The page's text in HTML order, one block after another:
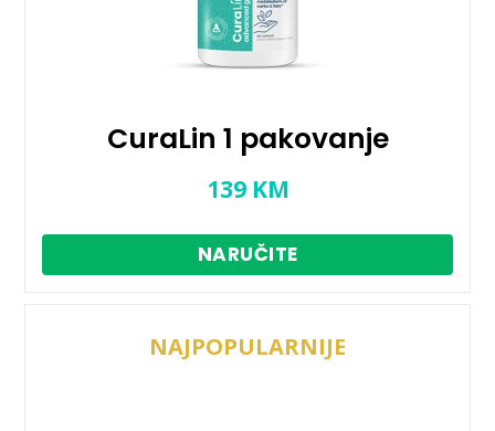
CuraLin 1 pakovanje
139 KM
NARUČITE
NAJPOPULARNIJE